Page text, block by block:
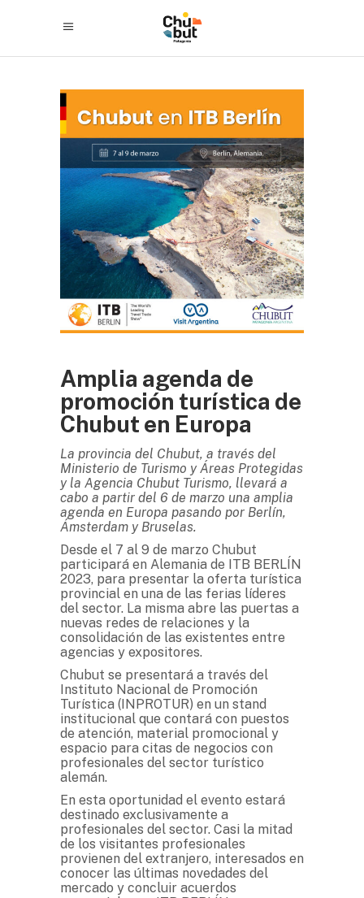
Amplia agenda de
promoción turística de
Chubut en Europa
La provincia del Chubut, a través del
Ministerio de Turismo y Áreas Protegidas
y la Agencia Chubut Turismo, llevará a
cabo a partir del 6 de marzo una amplia
agenda en Europa pasando por Berlín,
Ámsterdam y Bruselas.
Desde el 7 al 9 de marzo Chubut
participará en Alemania de ITB BERLÍN
2023, para presentar la oferta turística
provincial en una de las ferias líderes
del sector. La misma abre las puertas a
nuevas redes de relaciones y la
consolidación de las existentes entre
agencias y expositores.
Chubut se presentará a través del
Instituto Nacional de Promoción
Turística (INPROTUR) en un stand
institucional que contará con puestos
de atención, material promocional y
espacio para citas de negocios con
profesionales del sector turístico
alemán.
En esta oportunidad el evento estará
destinado exclusivamente a
profesionales del sector. Casi la mitad
de los visitantes profesionales
provienen del extranjero, interesados en
conocer las últimas novedades del
mercado y concluir acuerdos